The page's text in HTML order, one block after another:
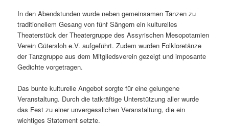
In den Abendstunden wurde neben gemeinsamen Tänzen zu
traditionellem Gesang von fünf Sängern ein kulturelles
Theaterstück der Theatergruppe des Assyrischen Mesopotamien
Verein Gütersloh e.V. aufgeführt. Zudem wurden Folkloretänze
der Tanzgruppe aus dem Mitgliedsverein gezeigt und imposante
Gedichte vorgetragen.
Das bunte kulturelle Angebot sorgte für eine gelungene
Veranstaltung. Durch die tatkräftige Unterstützung aller wurde
das Fest zu einer unvergesslichen Veranstaltung, die ein
wichtiges Statement setzte.